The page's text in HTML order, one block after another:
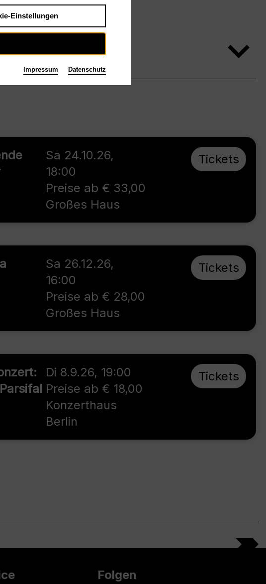
Sa 24.10.26,
18:00
Preise ab € 33,00
Großes Haus
Tickets
Sa 26.12.26,
16:00
Preise ab € 28,00
Großes Haus
Tickets
Di 8.9.26, 19:00
Preise ab € 18,00
Konzerthaus
Berlin
Tickets
Folgen
Einstellungen
Impressum Datenschutz